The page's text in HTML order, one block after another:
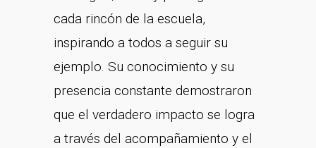
cada rincón de la escuela,
inspirando a todos a seguir su
ejemplo. Su conocimiento y su
presencia constante demostraron
que el verdadero impacto se logra
a través del acompañamiento y el